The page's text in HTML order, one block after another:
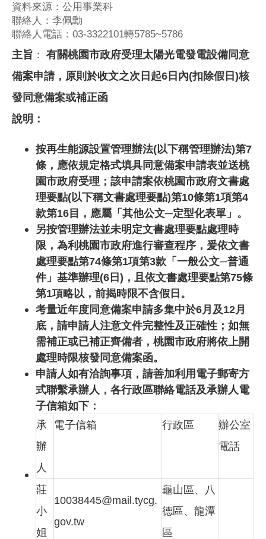
資料來源：公用事業科
聯絡人：李佩勳
聯絡人電話：03-3322101轉5785~5786
主旨 ：
有關桃園市政府受理太陽光電發電設備同意
備案申請，原則於收文之次日起6日內(扣除假日)核
發同意備案或補正函
說明：
按再生能源設置管理辦法(以下稱管理辦法)第7
條，應依規定格式填具同意備案申請表並送桃
園市政府受理；該申請案依桃園市政府文書處
理要點(以下稱文書處理要點)第10條第1項第4
款第16目，應屬「其他公文─定型化表單」。
另按管理辦法並未明定文書處理要點處理時
限，為利桃園市政府進行審查程序，爰依文書
處理要點第74條第1項第3款「一般公文─普通
件」基準辦理(6日)，且依文書處理要點第75條
第1項略以，前揭時限不含假日。
考量近年度同意備案申請多集中於6月及12月
底，請申請人注意文件完整性及正確性；如無
需補正或已補正齊備者，桃園市政府將依上開
處理時限核發同意備案函。
申請人如有洽詢事項，請善加利用電子郵寄方
式聯繫承辦人，各行政區聯絡電話及承辦人電
子信箱如下：
承
辦
人
電子信箱 行政區
辦公室
電話
莊
小
姐
10038445@mail.tycg.
gov.tw
龜山區、八
德區、龍潭
區